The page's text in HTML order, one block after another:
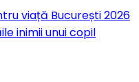
viață București 2026
inimii unui copil